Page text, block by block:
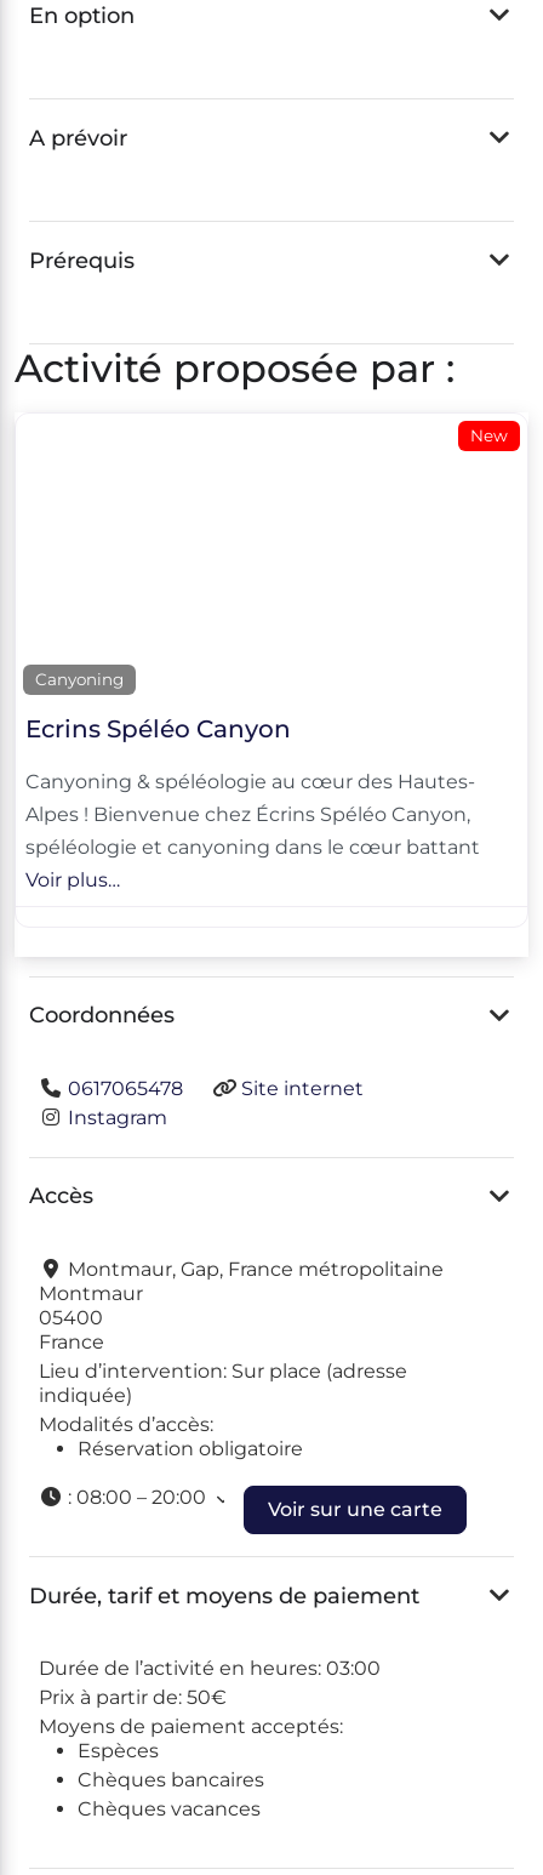
En option
A prévoir
Prérequis
Activité proposée par :
New
Canyoning
Ecrins Spéléo Canyon
Canyoning & spéléologie au cœur des Hautes-
Alpes ! Bienvenue chez Écrins Spéléo Canyon,
spéléologie et canyoning dans le cœur battant
Voir plus…
Coordonnées
0617065478
Site internet
Instagram
Accès
Montmaur, Gap, France métropolitaine
Montmaur
05400
France
Lieu d’intervention: Sur place (adresse
indiquée)
Modalités d’accès:
Réservation obligatoire
: 08:00 – 20:00
Voir sur une carte
Durée, tarif et moyens de paiement
Durée de l’activité en heures: 03:00
Prix à partir de: 50€
Moyens de paiement acceptés:
Espèces
Chèques bancaires
Chèques vacances